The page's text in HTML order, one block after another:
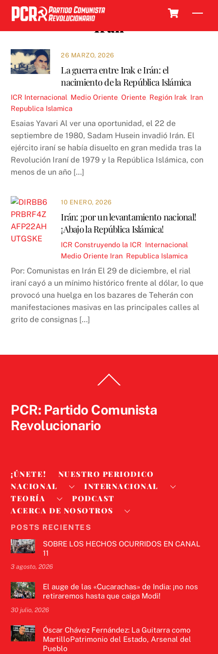
Skip
content
Iran
26 MARZO, 2026
La guerra entre Irak e Irán: el
nacimiento de la República Islámica
ICR Internacional Medio Oriente ,Oriente Región Irak Iran
Republica Islamica
Esaias Yavari Al ver una oportunidad, el 22 de
septiembre de 1980, Sadam Husein invadió Irán. El
ejército iraní se había disuelto en gran medida tras la
Revolución Iraní de 1979 y la República Islámica, con
menos de un año […]
10 ENERO, 2026
Irán: ¡por un levantamiento nacional!
¡Abajo la República Islámica!
ICR Construyendo la ICR Internacional
Medio Oriente Iran Republica Islamica
Por: Comunistas en Irán El 29 de diciembre, el rial
iraní cayó a un mínimo histórico frente al dólar, lo que
provocó una huelga en los bazares de Teherán con
manifestaciones masivas en las principales calles al
grito de consignas […]
To
PCR: Partido Comunista
Revolucionario
¡ÚNETE!
NUESTRO PERIODICO
NACIONAL
INTERNACIONAL
TEORÍA
PODCAST
ACERCA DE NOSOTROS
POSTS RECIENTES
SOBRE LOS HECHOS OCURRIDOS EN CANAL
11
3 agosto, 2026
El auge de las «Cucarachas» de India: ¡no nos
retiraremos hasta que caiga Modi!
30 julio, 2026
Óscar Chávez Fernández: La Guitarra como
MartilloPatrimonio del Estado, Arsenal del
Pueblo